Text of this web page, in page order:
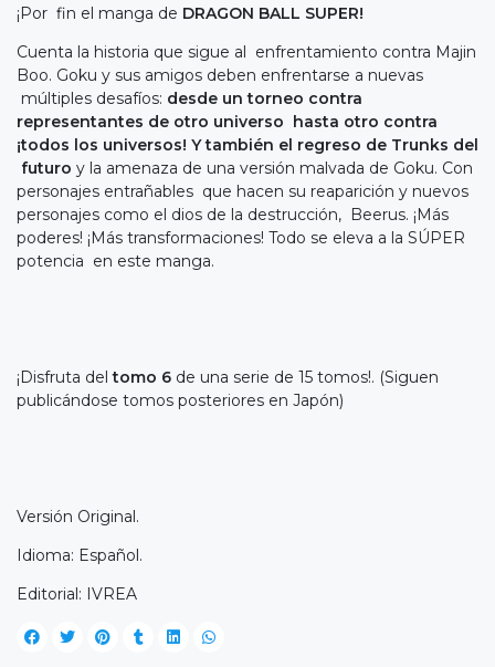
¡Por fin el manga de DRAGON BALL SUPER!
Cuenta la historia que sigue al enfrentamiento contra Majin
Boo. Goku y sus amigos deben enfrentarse a nuevas
múltiples desafíos: desde un torneo contra
representantes de otro universo hasta otro contra
¡todos los universos! Y también el regreso de Trunks del
futuro y la amenaza de una versión malvada de Goku. Con
personajes entrañables que hacen su reaparición y nuevos
personajes como el dios de la destrucción, Beerus. ¡Más
poderes! ¡Más transformaciones! Todo se eleva a la SÚPER
potencia en este manga.
¡Disfruta deltomo 6 de una serie de 15 tomos!. (Siguen
publicándose tomos posteriores en Japón)
Versión Original.
Idioma: Español.
Editorial: IVREA